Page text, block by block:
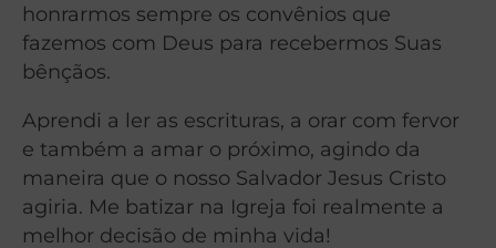
honrarmos sempre os convênios que
fazemos com Deus para recebermos Suas
bênçãos.
Aprendi a ler as escrituras, a orar com fervor
e também a amar o próximo, agindo da
maneira que o nosso Salvador Jesus Cristo
agiria. Me batizar na Igreja foi realmente a
melhor decisão de minha vida!